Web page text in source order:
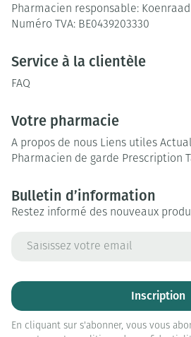
Pharmacien responsable:
Numéro TVA: BE0439203330
Service à la clientèle
FAQ
Votre pharmacie
A propos de nous Liens utiles
Pharmacien de garde Prescription
Bulletin d’information
Restez informé des nouveaux
Inscription
En cliquant sur s'abonner, vous vous